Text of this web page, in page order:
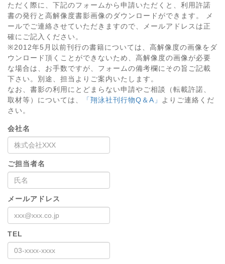
ただく際に、下記のフォームから申請いただくと、利用許諾
書の発行と高解像度書影画像のダウンロードができます。 メ
ールでご連絡させていただきますので、メールアドレスは正
確にご記入ください。
※2012年5月以前刊行の書籍については、高解像度の画像をダ
ウンロード頂くことができないため、高解像度の画像が必要
な場合は、お手数ですが、フォームの備考欄にその旨ご記載
下さい。別途、担当よりご案内いたします。
なお、書影の利用にとどまらない申請やご相談（転載許諾、
取材等）については、
「翔泳社刊行物Q＆A」
よりご連絡くだ
さい。
会社名
ご担当者名
メールアドレス
TEL